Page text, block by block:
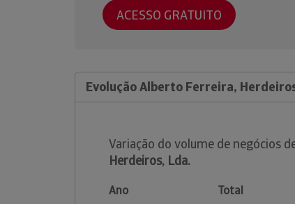
ACESSO GRATUITO
Evolução Alberto Ferreira,
Variação do volume de negócios
Herdeiros, Lda.
Ano Total